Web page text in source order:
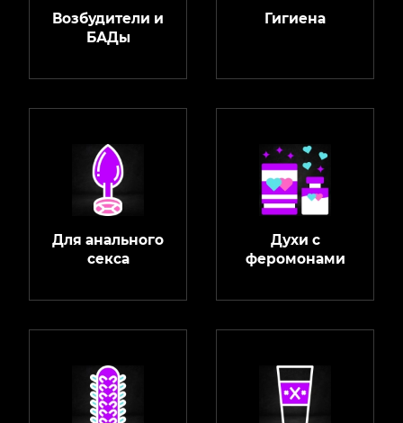
Возбудители и
БАДы
Гигиена
Для анального
секса
Духи с
феромонами